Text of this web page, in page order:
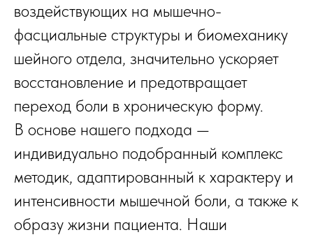
воздействующих на мышечно-
фасциальные структуры и биомеханику
шейного отдела, значительно ускоряет
восстановление и предотвращает
переход боли в хроническую форму.
В основе нашего подхода —
индивидуально подобранный комплекс
методик, адаптированный к характеру и
интенсивности мышечной боли, а также к
образу жизни пациента. Наши